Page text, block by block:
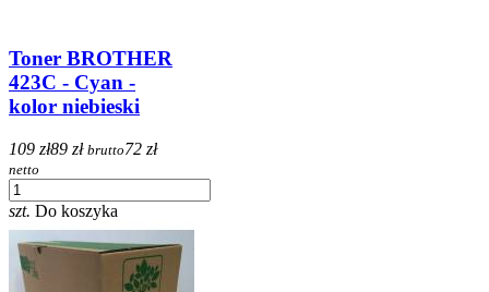
Toner BROTHER
423C - Cyan -
kolor niebieski
109 zł89 zł brutto72 zł
netto
szt. Do koszyka